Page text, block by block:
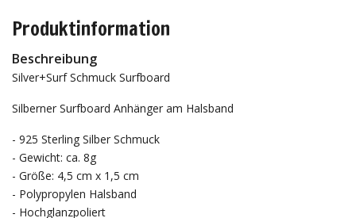
Produktinformation
Beschreibung
Silver+Surf Schmuck Surfboard
Silberner Surfboard Anhänger am Halsband
- 925 Sterling Silber Schmuck
- Gewicht: ca. 8g
- Größe: 4,5 cm x 1,5 cm
- Polypropylen Halsband
- Hochglanzpoliert